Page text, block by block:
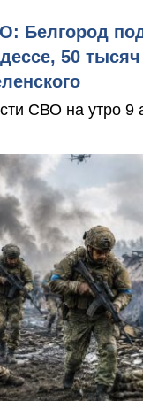
Белгород
50
СВО на утро 9